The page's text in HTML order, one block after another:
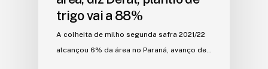
trigo vai a 88%
A colheita de milho segunda safra 2021/22
alcançou 6% da área no Paraná, avanço de…